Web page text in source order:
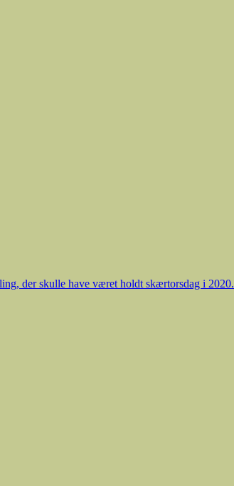
der skulle have været holdt skærtorsdag i 2020.